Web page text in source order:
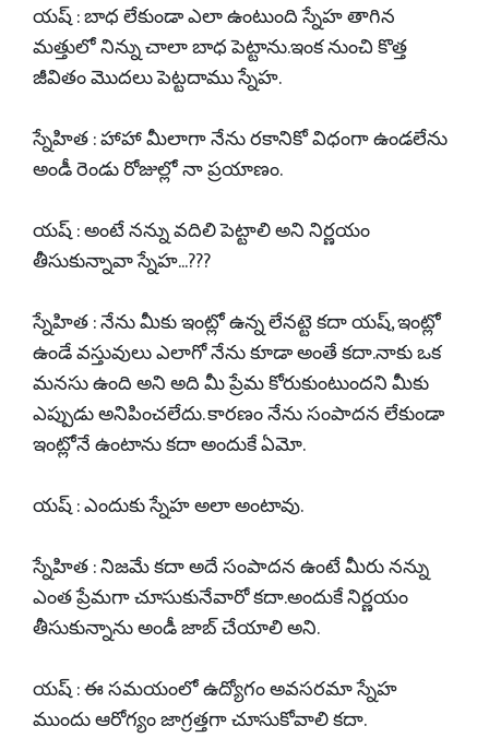
యష్ : బాధ లేకుండా ఎలా ఉంటుంది స్నేహ తాగిన
మత్తులో నిన్ను చాలా బాధ పెట్టాను.ఇంక నుంచి కొత్త
జీవితం మొదలు పెట్టదాము స్నేహ.
స్నేహిత : హాహా మీలాగా నేను రకానికో విధంగా ఉండలేను
అండీ రెండు రోజుల్లో నా ప్రయాణం.
యష్ : అంటే నన్ను వదిలి పెట్టాలి అని నిర్ణయం
తీసుకున్నావా స్నేహ...???
స్నేహిత : నేను మీకు ఇంట్లో ఉన్న లేనట్టె కదా యష్, ఇంట్లో
ఉండే వస్తువులు ఎలాగో నేను కూడా అంతే కదా.నాకు ఒక
మనసు ఉంది అని అది మీ ప్రేమ కోరుకుంటుందని మీకు
ఎప్పుడు అనిపించలేదు. కారణం నేను సంపాదన లేకుండా
ఇంట్లోనే ఉంటాను కదా అందుకే ఏమో.
యష్ : ఎందుకు స్నేహ అలా అంటావు.
స్నేహిత : నిజమే కదా అదే సంపాదన ఉంటే మీరు నన్ను
ఎంత ప్రేమగా చూసుకునేవారో కదా.అందుకే నిర్ణయం
తీసుకున్నాను అండీ జాబ్ చేయాలి అని.
యష్ : ఈ సమయంలో ఉద్యోగం అవసరమా స్నేహ
ముందు ఆరోగ్యం జాగ్రత్తగా చూసుకోవాలి కదా.